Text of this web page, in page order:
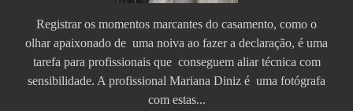
Registrar os momentos marcantes do casamento, como o
olhar apaixonado de uma noiva ao fazer a declaração, é uma
tarefa para profissionais que conseguem aliar técnica com
sensibilidade. A profissional Mariana Diniz é uma fotógrafa
com estas...